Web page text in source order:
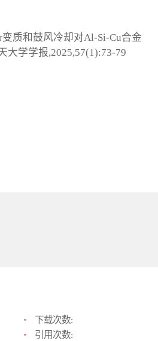
质和鼓风冷却对Al-Si-Cu合金
大学学报,2025,57(1):73-79
下载次数:
引用次数: